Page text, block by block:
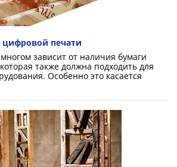
печати
зависит от наличия бумаги
также должна подходить для
Особенно это касается